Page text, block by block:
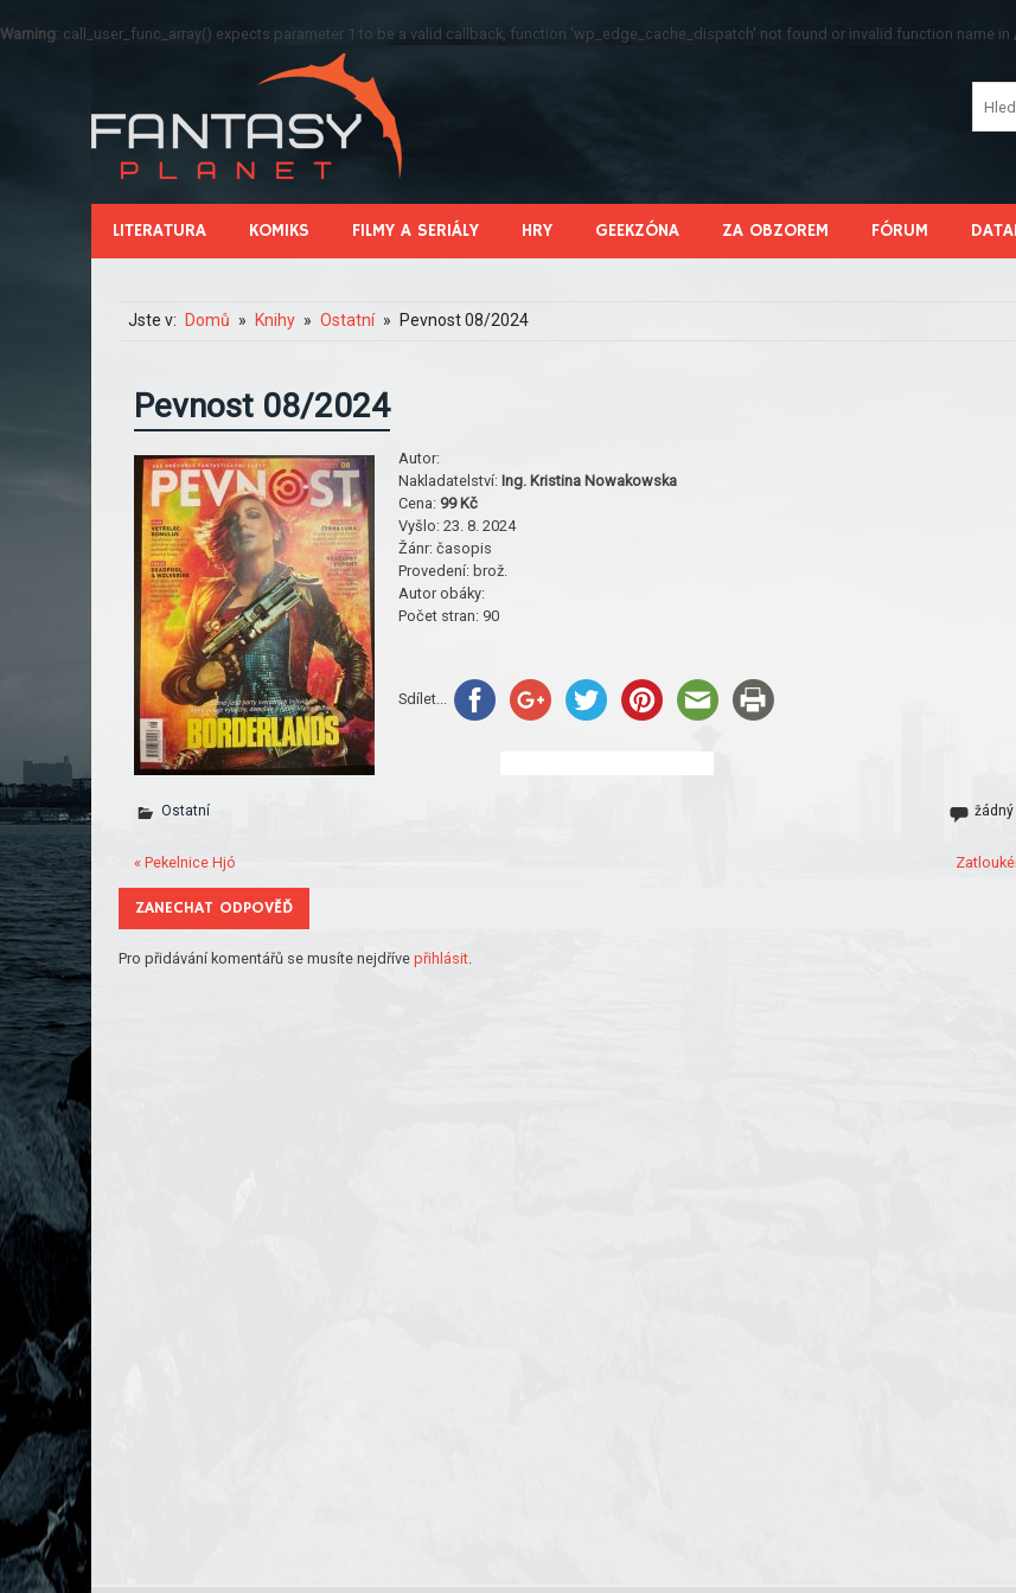
Warning: call_user_func_array() expects parameter 1 to be a valid callback, function 'wp_edge_cache_dispatch' not found or invalid function name in
LITERATURA KOMIKS FILMY A SERIÁLY HRY GEEKZÓNA ZA OBZOREM FÓRUM
Jste v: Domů Knihy Ostatní Pevnost 08/2024
Pevnost 08/2024
Autor:
Nakladatelství: Ing. Kristina Nowakowska
Cena: 99 Kč
Vyšlo: 23. 8. 2024
Žánr: časopis
Provedení: brož.
Autor obáky:
Počet stran: 90
Sdílet...
Ostatní
« Pekelnice Hjó
ZANECHAT ODPOVĚĎ
Pro přidávání komentářů se musíte nejdřívepřihlásit.